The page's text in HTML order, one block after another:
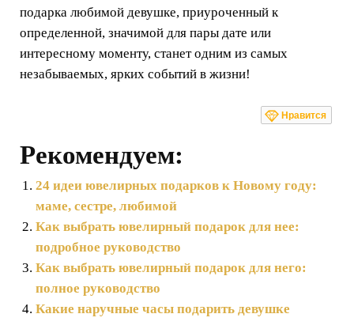
подарка любимой девушке, приуроченный к
определенной, значимой для пары дате или
интересному моменту, станет одним из самых
незабываемых, ярких событий в жизни!
Нравится
Рекомендуем:
24 идеи ювелирных подарков к Новому году:
маме, сестре, любимой
Как выбрать ювелирный подарок для нее:
подробное руководство
Как выбрать ювелирный подарок для него:
полное руководство
Какие наручные часы подарить девушке